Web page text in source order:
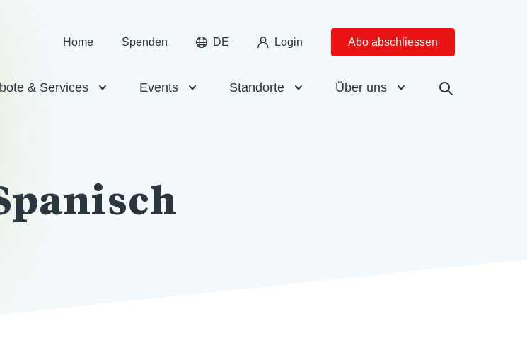
Home Spenden DE Login Abo abschliessen
& Services Events Standorte Über uns